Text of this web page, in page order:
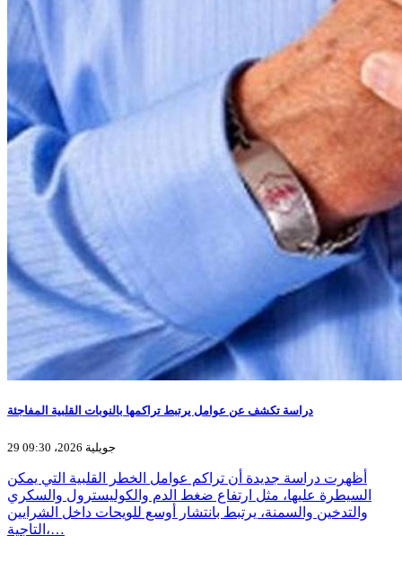
دراسة تكشف عن عوامل يرتبط تراكمها بالنوبات القلبية المفاجئة
29 جويلية 2026، 09:30
أظهرت دراسة جديدة أن تراكم عوامل الخطر القلبية التي يمكن
السيطرة عليها، مثل ارتفاع ضغط الدم والكوليسترول والسكري
والتدخين والسمنة، يرتبط بانتشار أوسع للويحات داخل الشرايين
التاجية،…